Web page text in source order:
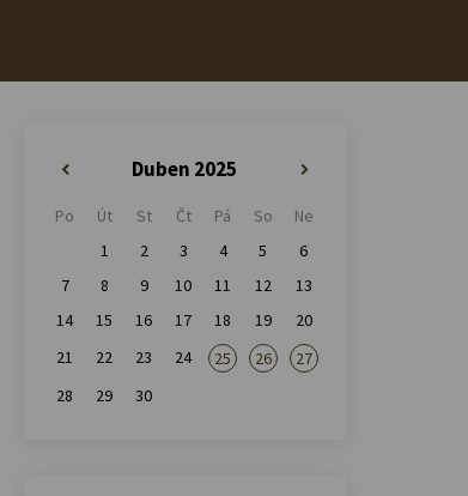
Duben 2025
Po Út St Čt Pá So
Ne
1
2 3 4 5
6
7
8 9 10 11 12
13
14
15 16 17 18 19
20
21
22 23 24 25 26
27
28
29 30